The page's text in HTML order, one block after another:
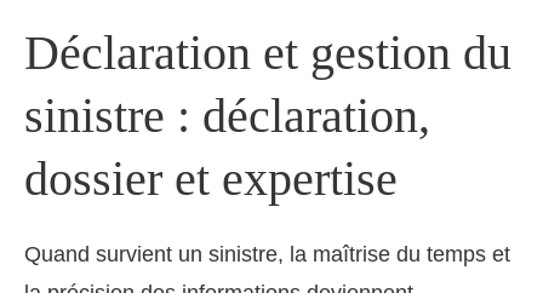
Déclaration et gestion du
sinistre : déclaration,
dossier et expertise
Quand survient un sinistre, la maîtrise du temps et